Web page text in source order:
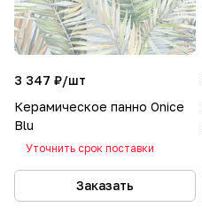
3 347 ₽/шт
Керамическое панно Onice
Blu
Уточнить срок поставки
Заказать